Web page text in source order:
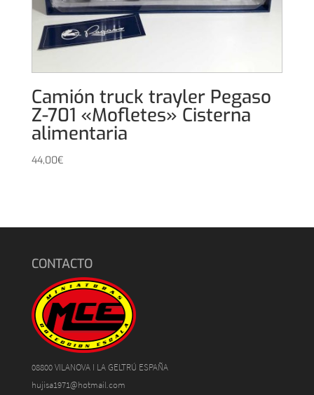
Camión truck trayler Pegaso
Z-701 «Mofletes» Cisterna
alimentaria
44,00€
CONTACTO
08800 VILANOVA I LA GELTRÚ ESPAÑA
hujisa1971@hotmail.com